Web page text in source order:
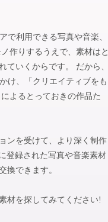
で利用できる写真や音楽、
作りするうえで、素材はと
ていくからです。 だから、
け、「クリエイティブをも
よるとっておきの作品た
ンを受けて、より深く制作
登録された写真や音楽素材
換できます。
材を探してみてください!